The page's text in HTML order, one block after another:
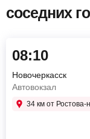
соседних
08:10
Новочеркасск
Автовокзал
34 км от Ростова-